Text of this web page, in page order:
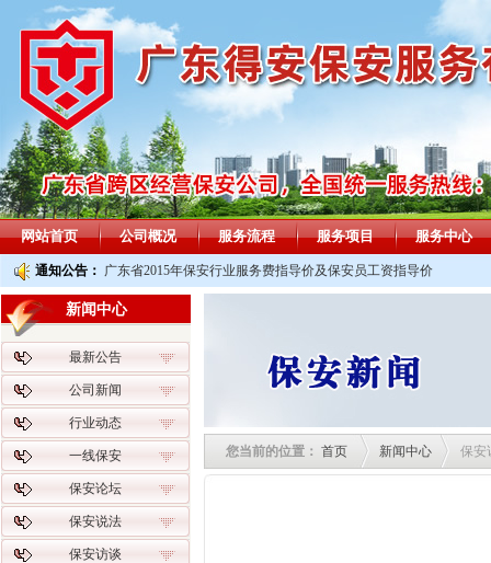
网站首页 公司概况 服务流程 服务项目 服务中心
通知公告： 广东省2015年保安行业服务费指导价及保安员工资指导价
您当前的位置： 首页 新闻中心 保安
新闻中心
最新公告
公司新闻
行业动态
一线保安
保安论坛
保安说法
保安访谈